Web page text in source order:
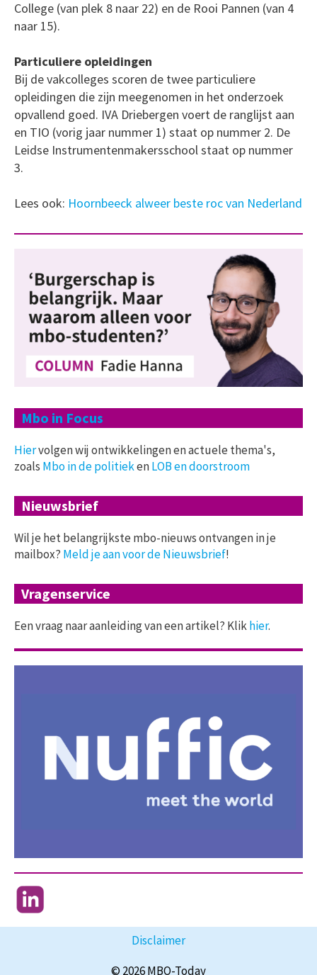
College (van plek 8 naar 22) en de Rooi Pannen (van 4
naar 15).
Particuliere opleidingen
Bij de vakcolleges scoren de twee particuliere
opleidingen die zijn meegenomen in het onderzoek
opvallend goed. IVA Driebergen voert de ranglijst aan
en TIO (vorig jaar nummer 1) staat op nummer 2. De
Leidse Instrumentenmakersschool staat op nummer
3.
Lees ook: Hoornbeeck alweer beste roc van Nederland
Mbo in Focus
Hiervolgen wij ontwikkelingen en actuele thema's,
zoals Mbo in de politiekenLOB en doorstroom
Nieuwsbrief
Wil je het belangrijkste mbo-nieuws ontvangen in je
mailbox? Meld je aan voor de Nieuwsbrief!
Vragenservice
Een vraag naar aanleiding van een artikel? Klikhier.
Disclaimer
© 2026 MBO-Today